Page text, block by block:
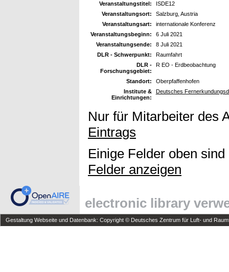
Veranstaltungstitel:
ISDE12
Veranstaltungsort:
Salzburg, Austria
Veranstaltungsart:
internationale Konferenz
Veranstaltungsbeginn:
6 Juli 2021
Veranstaltungsende:
8 Juli 2021
DLR - Schwerpunkt:
Raumfahrt
DLR -
Forschungsgebiet:
R EO - Erdbeobachtung
Standort:
Oberpfaffenhofen
Institute &
Einrichtungen:
Deutsches
Nur für Mitarbeiter des
Eintrags
Einige Felder oben
Felder anzeigen
electronic library
Gestaltung Webseite und Datenbank: Copyright © Deutsches Zentrum für Luft- und